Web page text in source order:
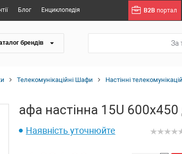
Блог Енциклопедія B2B портал
брендів За
Телекомунікаційні Шафи
Настінні
афа настінна 15U
Наявність уточнюйте